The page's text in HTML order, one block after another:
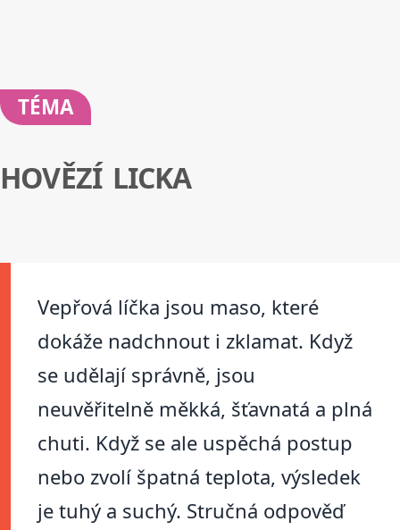
TÉMA
HOVĚZÍ LICKA
Vepřová líčka jsou maso, které
dokáže nadchnout i zklamat. Když
se udělají správně, jsou
neuvěřitelně měkká, šťavnatá a plná
chuti. Když se ale uspěchá postup
nebo zvolí špatná teplota, výsledek
je tuhý a suchý. Stručná odpověď